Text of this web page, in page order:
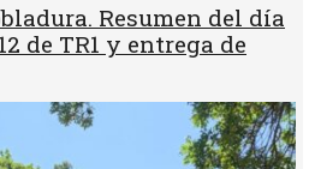
Resumen del día
de TR1 y entrega de